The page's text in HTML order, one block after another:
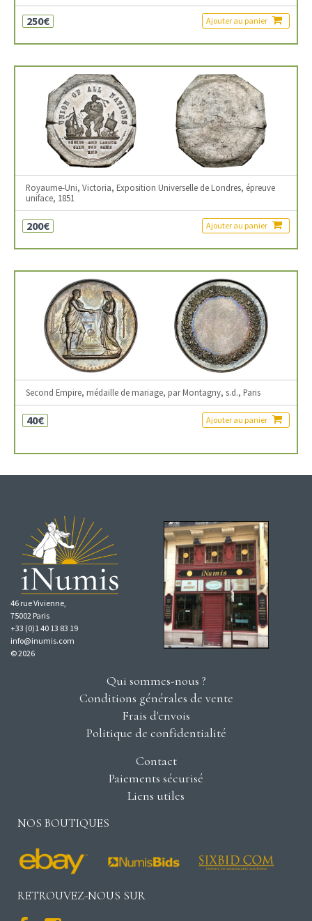
250€ Ajouter au panier
Royaume-Uni, Victoria, Exposition Universelle de Londres, épreuve
uniface, 1851
200€ Ajouter au panier
Second Empire, médaille de mariage, par Montagny, s.d., Paris
40€ Ajouter au panier
46 rue Vivienne,
75002 Paris
+33 (0)1 40 13 83 19
info@inumis.com
© 2026
Qui sommes-nous ?
Conditions générales de vente
Frais d'envois
Politique de confidentialité
Contact
Paiements sécurisé
Liens utiles
NOS BOUTIQUES
RETROUVEZ-NOUS SUR